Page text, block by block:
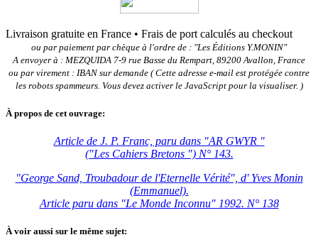
Livraison gratuite en France • Frais de port calculés au checkout
ou par paiement par chèque à l'ordre de : "Les Éditions Y.MONIN"
A envoyer à : MEZQUIDA 7-9 rue Basse du Rempart, 89200 Avallon, France
ou par virement : IBAN sur demande (Cette adresse e-mail est protégée contre
les robots spammeurs. Vous devez activer le JavaScript pour la visualiser. )
À propos de cet ouvrage:
Article de J. P. Franc, paru dans "AR GWYR "
("Les Cahiers Bretons ") N° 143.
"George Sand, Troubadour de l'Eternelle Vérité", d' Yves Monin
(Emmanuel).
Article paru dans "Le Monde Inconnu" 1992. N° 138
À voir aussi sur le même sujet: